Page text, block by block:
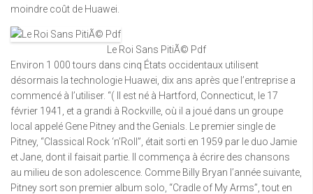
moindre coût de Huawei.
Le Roi Sans PitiÃ© Pdf
Environ 1 000 tours dans cinq États occidentaux utilisent
désormais la technologie Huawei, dix ans après que l’entreprise a
commencé à l’utiliser. “( Il est né à Hartford, Connecticut, le 17
février 1941, et a grandi à Rockville, où il a joué dans un groupe
local appelé Gene Pitney and the Genials. Le premier single de
Pitney, “Classical Rock ‘n’Roll”, était sorti en 1959 par le duo Jamie
et Jane, dont il faisait partie. Il commença à écrire des chansons
au milieu de son adolescence. Comme Billy Bryan l’année suivante,
Pitney sort son premier album solo, “Cradle of My Arms”, tout en